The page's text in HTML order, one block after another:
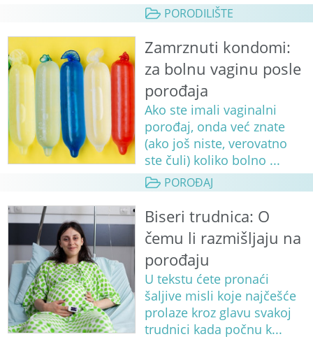
PORODILIŠTE
Zamrznuti kondomi:
za bolnu vaginu posle
porođaja
Ako ste imali vaginalni
porođaj, onda već znate
(ako još niste, verovatno
ste čuli) koliko bolno ...
POROĐAJ
Biseri trudnica: O
čemu li razmišljaju na
porođaju
U tekstu ćete pronaći
šaljive misli koje najčešće
prolaze kroz glavu svakoj
trudnici kada počnu k...